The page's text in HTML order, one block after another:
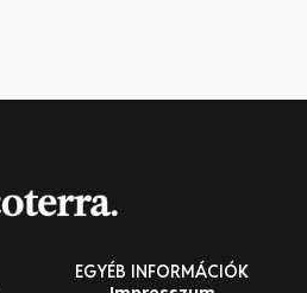
EGYÉB INFORMÁCIÓK